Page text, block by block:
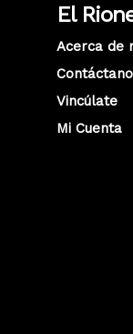
El
Acerca de
Vincúlate
Mi Cuenta